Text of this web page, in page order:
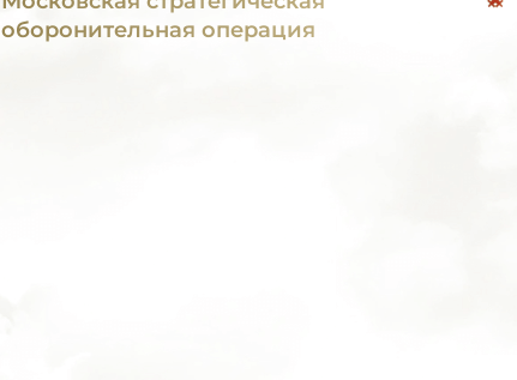
оборонительная операция